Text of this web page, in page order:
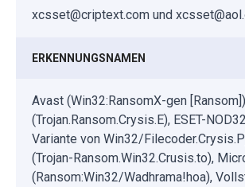
xcsset@criptext.com und
ERKENNUNGSNAMEN
Avast (Win32:RansomX-gen
(Trojan.Ransom.Crysis.E), ESET-
Variante von Win32/
(Trojan-Ransom.Win32.Crusis.to),
(Ransom:Win32/Wadhrama!hoa),